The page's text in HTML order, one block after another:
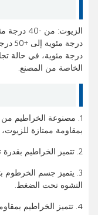
درجة مئوية، في حالة
الخاصة من المصنع.
1. مصنوعة الخراطيم
بمقاومة ممتازة
2. تتميز الخراطيم بقدرة تحمل عالية للضغط، وأداء نبضي ممتاز.
3. يتميز جسم
التشوه تحت الضغط.
4. تتميز الخراطيم بمقاومة ممتازة للثني والتعب.